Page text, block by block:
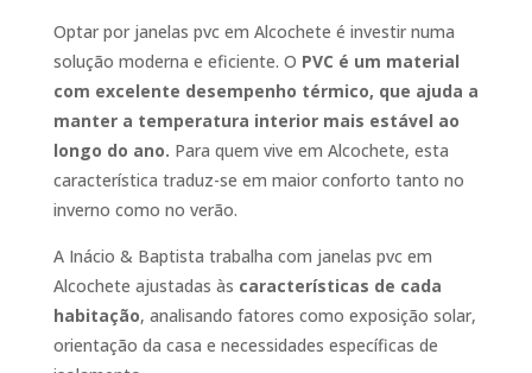
Optar por janelas pvc em Alcochete é investir numa
solução moderna e eficiente. O PVC é um material
com excelente desempenho térmico, que ajuda a
manter a temperatura interior mais estável ao
longo do ano. Para quem vive em Alcochete, esta
característica traduz-se em maior conforto tanto no
inverno como no verão.
A Inácio & Baptista trabalha com janelas pvc em
Alcochete ajustadas às características de cada
habitação, analisando fatores como exposição solar,
orientação da casa e necessidades específicas de